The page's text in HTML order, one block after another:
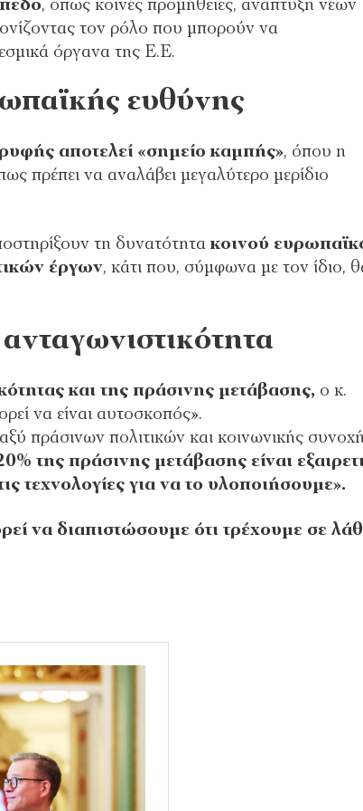
, όπως κοινές προμήθειες, ανάπτυξη νέων
τον ρόλο που μπορούν να
όργανα της Ε.Ε.
ευθύνης
αποτελεί «σημείο καμπής», όπου η
πρέπει να αναλάβει μεγαλύτερο μερίδιο
τη δυνατότητακοινού
έργων, κάτι που, σύμφωνα με τον ίδιο,
και της πράσινης μετάβασης, ο κ.
να είναι αυτοσκοπός».
πράσινων πολιτικών και κοινωνικής
της πράσινης μετάβασης είναι
τεχνολογίες για να το υλοποιήσουμε».
να διαπιστώσουμε ότι τρέχουμε σε